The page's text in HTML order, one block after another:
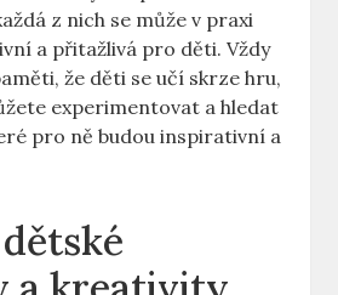
z nich se může v praxi
a přitažlivá pro děti. Vždy
že děti se učí skrze hru,
experimentovat a hledat
pro ně budou inspirativní a